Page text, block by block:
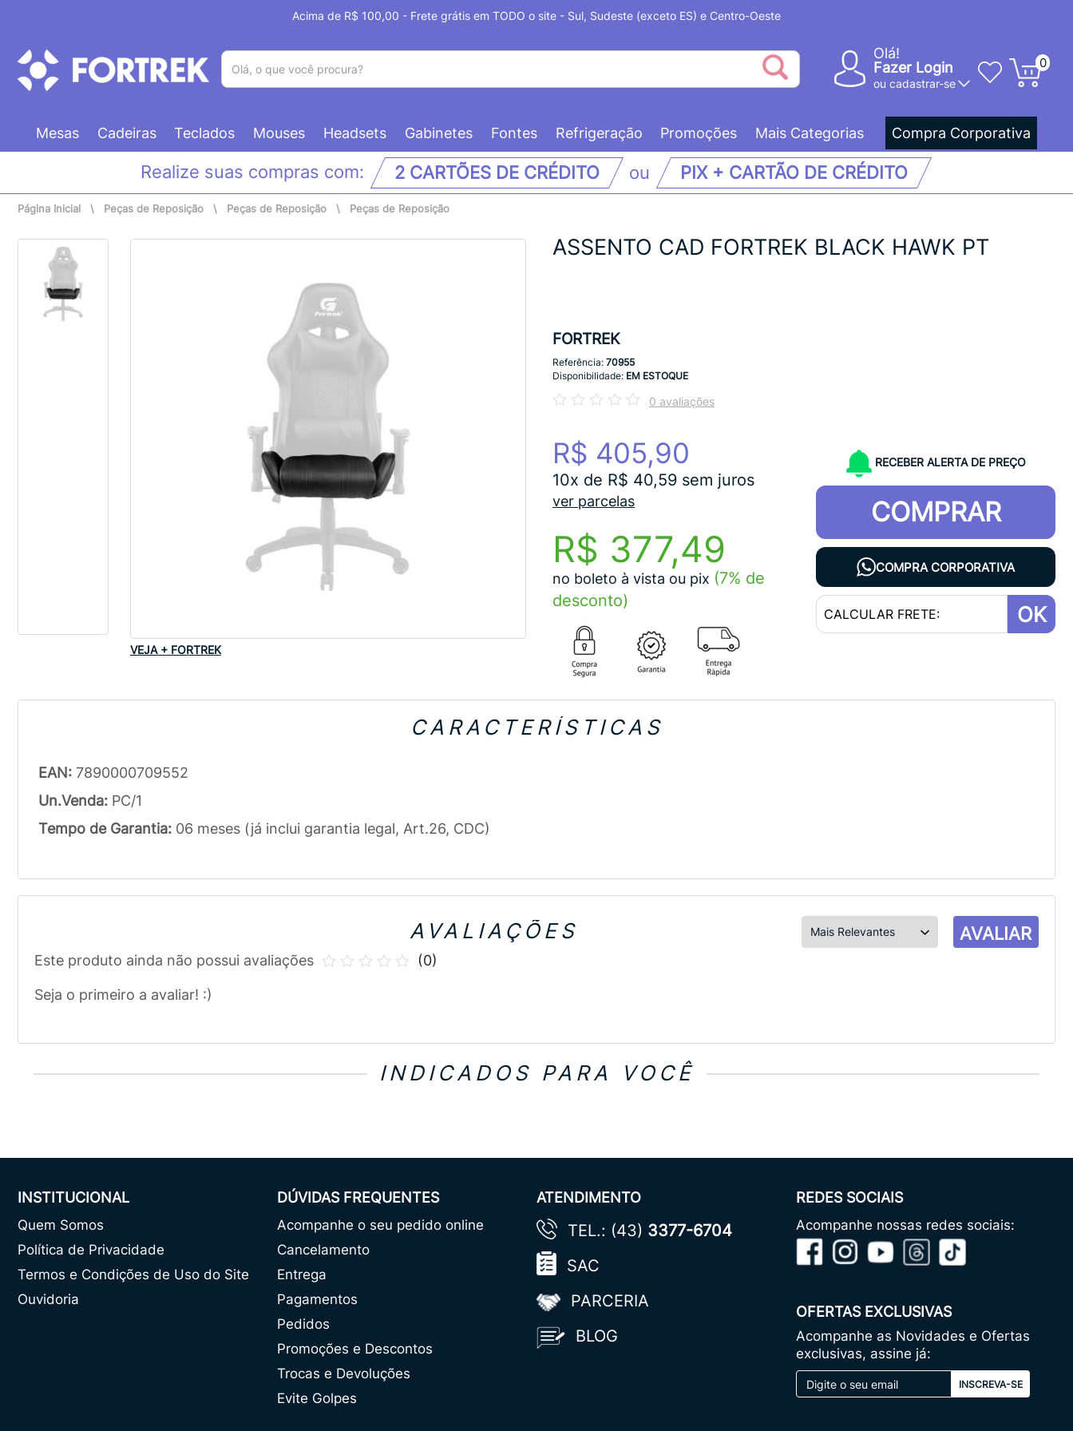
Acima de R$ 100,00 - Frete grátis em TODO o site - Sul, Sudeste (exceto ES) e Centro-Oeste
Olá!
Fazer Login
ou cadastrar-se
0
Mesas Cadeiras Teclados Mouses Headsets Gabinetes Fontes Refrigeração Promoções Mais Categorias Compra Corporativa
Realize suas compras com: 2 CARTÕES DE CRÉDITO ou PIX + CARTÃO DE CRÉDITO
Página Inicial \ Peças de Reposição \ Peças de Reposição \ Peças de Reposição
VEJA + FORTREK
ASSENTO CAD FORTREK BLACK HAWK PT
FORTREK
Referência: 70955
Disponibilidade: EM ESTOQUE
0 avaliações
R$ 405,90
10x de R$ 40,59 sem juros
ver parcelas
R$ 377,49
no boleto à vista ou pix (7% de
desconto)
RECEBER ALERTA DE PREÇO
COMPRAR
COMPRA CORPORATIVA
OK
CARACTERÍSTICAS
EAN: 7890000709552
Un.Venda: PC/1
Tempo de Garantia: 06 meses (já inclui garantia legal, Art.26, CDC)
AVALIAÇÕES AVALIAR
Este produto ainda não possui avaliações
Seja o primeiro a avaliar! :)
(0)
INDICADOS PARA VOCÊ
INSTITUCIONAL
Quem Somos
Política de Privacidade
Termos e Condições de Uso do Site
Ouvidoria
DÚVIDAS FREQUENTES
Acompanhe o seu pedido online
Cancelamento
Entrega
Pagamentos
Pedidos
Promoções e Descontos
Trocas e Devoluções
Evite Golpes
ATENDIMENTO
TEL.: (43) 3377-6704
SAC
PARCERIA
BLOG
REDES SOCIAIS
Acompanhe nossas redes sociais:
OFERTAS EXCLUSIVAS
Acompanhe as Novidades e Ofertas
exclusivas, assine já:
INSCREVA-SE